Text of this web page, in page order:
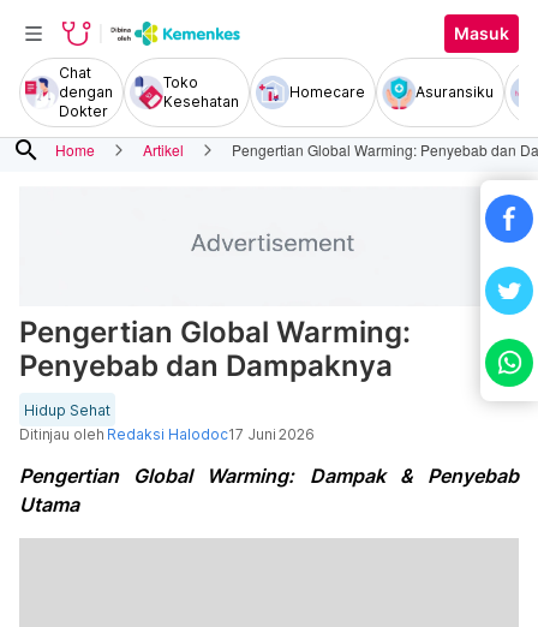
Masuk
Chat
dengan
Dokter
Toko
Kesehatan
Homecare Asuransiku
search Home Artikel Pengertian Global Warming: Penyebab dan
Pengertian Global Warming:
Penyebab dan Dampaknya
Hidup Sehat
Ditinjau oleh Redaksi Halodoc17 Juni 2026
Pengertian Global Warming: Dampak & Penyebab
Utama